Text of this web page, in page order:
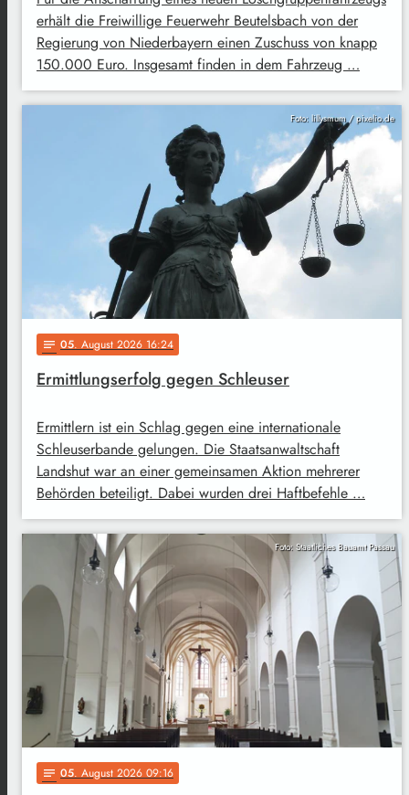
erhält die Freiwillige Feuerwehr Beutelsbach von der
Regierung von Niederbayern einen Zuschuss von knapp
150.000 Euro. Insgesamt finden in dem Fahrzeug …
Foto: lillysmum / pixelio.de
notes 05. August 2026 16:24
Ermittlungserfolg gegen Schleuser
Ermittlern ist ein Schlag gegen eine internationale
Schleuserbande gelungen. Die Staatsanwaltschaft
Landshut war an einer gemeinsamen Aktion mehrerer
Behörden beteiligt. Dabei wurden drei Haftbefehle …
Foto: Staatliches Bauamt Passau
notes 05. August 2026 09:16